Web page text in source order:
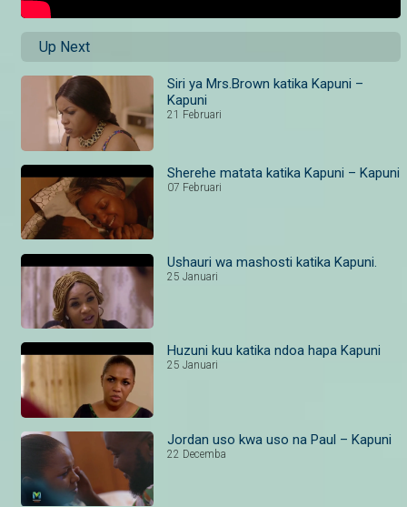
Up Next
Siri ya Mrs.Brown katika Kapuni –
Kapuni
21 Februari
Sherehe matata katika Kapuni – Kapuni
07 Februari
Ushauri wa mashosti katika Kapuni.
25 Januari
Huzuni kuu katika ndoa hapa Kapuni
25 Januari
Jordan uso kwa uso na Paul – Kapuni
22 Decemba